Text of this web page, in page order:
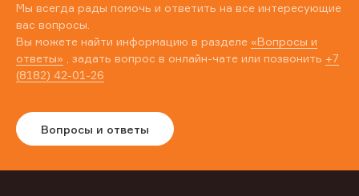
Мы всегда рады помочь и ответить на все интересующие
вас вопросы.
Вы можете найти информацию в разделе «Вопросы и
ответы» , задать вопрос в онлайн-чате или позвонить +7
(8182) 42-01-26
Вопросы и ответы